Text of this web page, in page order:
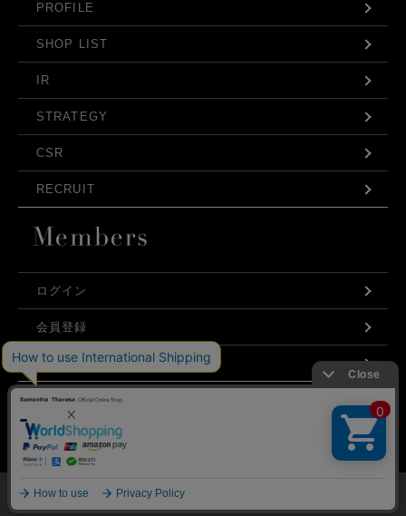
PROFILE
SHOP LIST
IR
STRATEGY
CSR
RECRUIT
ログイン
会員登録
利用規約
お問い合わせ
プライバシーポリシー
©Samantha Thavasa Japan Limited
弊社はCookieを利用し、Webの利便性向上に努め
ております。「承諾する」をクリックしていただ
くと、お客様に最適な内容を提供することが可能
ご覧ください。
承諾する